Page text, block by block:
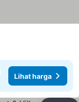
Lihat harga